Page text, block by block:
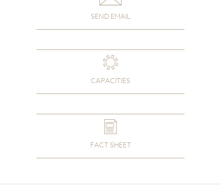
SEND EMAIL
CAPACITIES
FACT SHEET